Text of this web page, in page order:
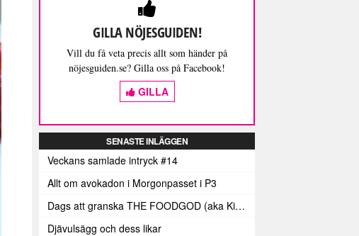
GILLA NÖJESGUIDEN!
Vill du få veta precis allt som händer på
nöjesguiden.se? Gilla oss på Facebook!
GILLA
SENASTE INLÄGGEN
Veckans samlade intryck #14
Allt om avokadon i Morgonpasset i P3
Dags att granska THE FOODGOD (aka Kim Kardashians matinstagrammande bästis)
Djävulsägg och dess likar